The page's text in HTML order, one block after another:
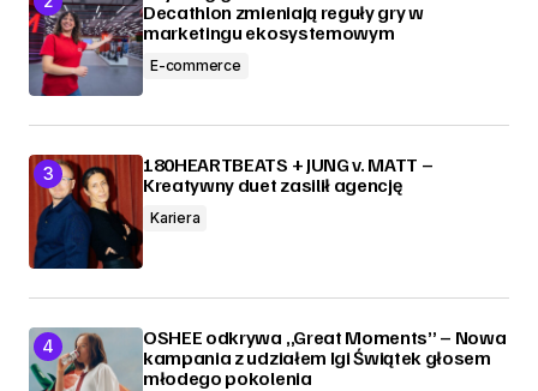
Decathlon zmieniają reguły gry w
marketingu ekosystemowym
E-commerce
180HEARTBEATS + JUNG v. MATT –
Kreatywny duet zasilił agencję
Kariera
OSHEE odkrywa „Great Moments” – Nowa
kampania z udziałem Igi Świątek głosem
młodego pokolenia